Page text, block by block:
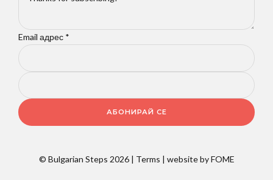
Email адрес *
АБОНИРАЙ СЕ
© Bulgarian Steps 2026 | Terms | website byFOME